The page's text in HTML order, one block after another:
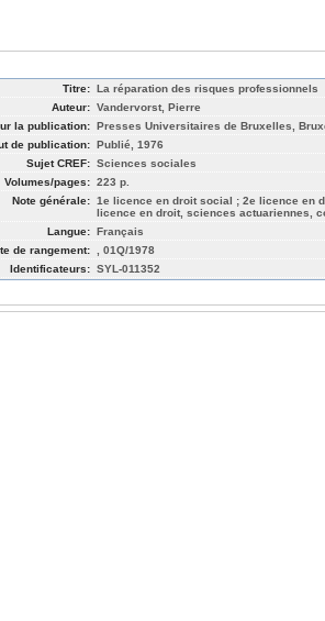
Titre: La réparation des risques professionnels
Auteur: Vandervorst, Pierre
la publication: Presses Universitaires de Bruxelles,
de publication: Publié, 1976
Sujet CREF: Sciences sociales
Volumes/pages: 223 p.
Note générale: 1e licence en droit social ; 2e licence en
licence en droit, sciences actuariennes,
Langue: Français
de rangement:
, 01Q/1978
Identificateurs: SYL-011352